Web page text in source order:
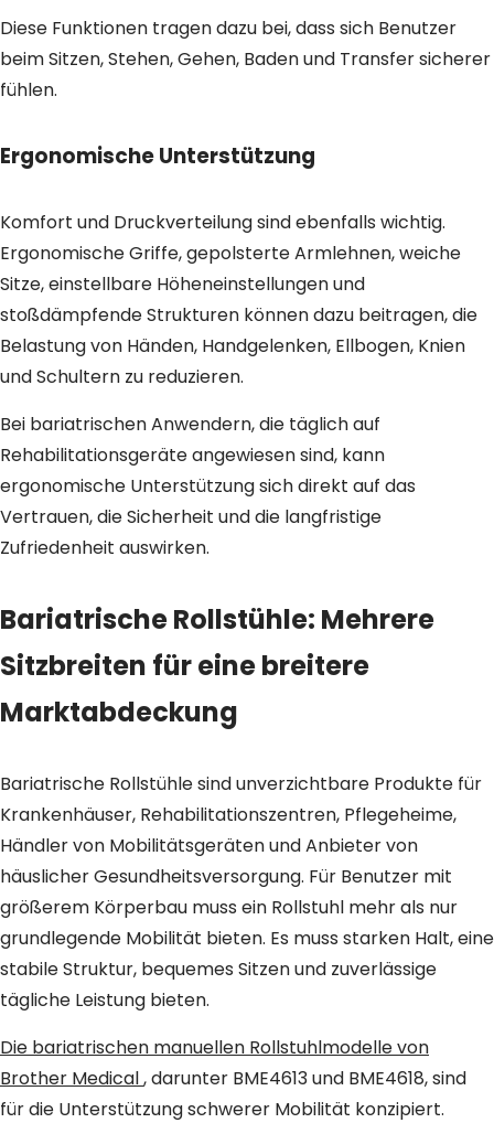
Diese Funktionen tragen dazu bei, dass sich Benutzer
beim Sitzen, Stehen, Gehen, Baden und Transfer sicherer
fühlen.
Ergonomische Unterstützung
Komfort und Druckverteilung sind ebenfalls wichtig.
Ergonomische Griffe, gepolsterte Armlehnen, weiche
Sitze, einstellbare Höheneinstellungen und
stoßdämpfende Strukturen können dazu beitragen, die
Belastung von Händen, Handgelenken, Ellbogen, Knien
und Schultern zu reduzieren.
Bei bariatrischen Anwendern, die täglich auf
Rehabilitationsgeräte angewiesen sind, kann
ergonomische Unterstützung sich direkt auf das
Vertrauen, die Sicherheit und die langfristige
Zufriedenheit auswirken.
Bariatrische Rollstühle: Mehrere
Sitzbreiten für eine breitere
Marktabdeckung
Bariatrische Rollstühle sind unverzichtbare Produkte für
Krankenhäuser, Rehabilitationszentren, Pflegeheime,
Händler von Mobilitätsgeräten und Anbieter von
häuslicher Gesundheitsversorgung. Für Benutzer mit
größerem Körperbau muss ein Rollstuhl mehr als nur
grundlegende Mobilität bieten. Es muss starken Halt, eine
stabile Struktur, bequemes Sitzen und zuverlässige
tägliche Leistung bieten.
Die bariatrischen manuellen Rollstuhlmodelle von
Brother Medical, darunter BME4613 und BME4618, sind
für die Unterstützung schwerer Mobilität konzipiert.